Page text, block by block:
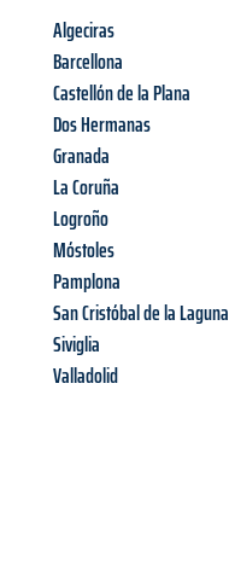
Algeciras
Barcellona
Castellón de la Plana
Dos Hermanas
Granada
La Coruña
Logroño
Móstoles
Pamplona
San Cristóbal de la Laguna
Siviglia
Valladolid